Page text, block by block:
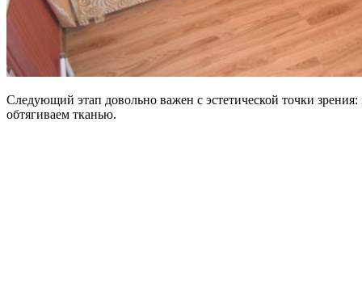
Следующий этап довольно важен с эстетической точки зрения:
обтягиваем тканью.